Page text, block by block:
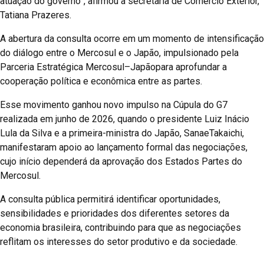
Tatiana Prazeres.
A abertura da consulta ocorre em um momento de intensificação
do diálogo entre o Mercosul e o Japão, impulsionado pela
Parceria Estratégica Mercosul–Japãopara aprofundar a
cooperação política e econômica entre as partes.
Esse movimento ganhou novo impulso na Cúpula do G7
realizada em junho de 2026, quando o presidente Luiz Inácio
Lula da Silva e a primeira-ministra do Japão, SanaeTakaichi,
manifestaram apoio ao lançamento formal das negociações,
cujo início dependerá da aprovação dos Estados Partes do
Mercosul.
A consulta pública permitirá identificar oportunidades,
sensibilidades e prioridades dos diferentes setores da
economia brasileira, contribuindo para que as negociações
reflitam os interesses do setor produtivo e da sociedade.